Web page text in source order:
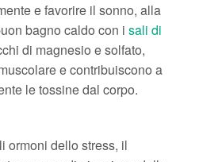
e favorire il sonno, alla
bagno caldo con i sali di
di magnesio e solfato,
e contribuiscono a
le tossine dal corpo.
ormoni dello stress, il